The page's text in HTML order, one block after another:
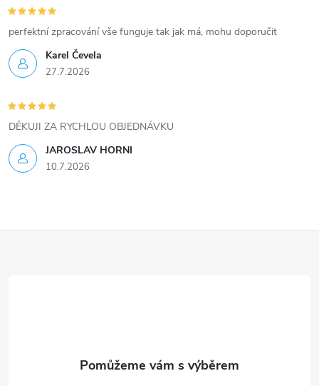
v
ý
p
i
s
u
Karel Čevela
27.7.2026
perfektní zpracování vše funguje tak jak má, mohu doporučit
JAROSLAV HORNI
10.7.2026
DĚKUJI ZA RYCHLOU OBJEDNÁVKU